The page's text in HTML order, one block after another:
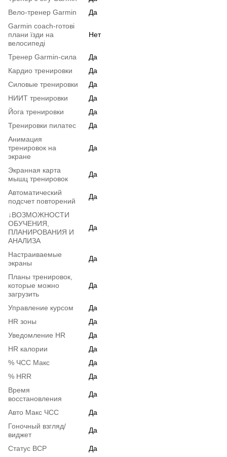
Вело-тренер Garmin
Да
Garmin coach-готові
плани їзди на
велосипеді
Нет
Тренер Garmin-сила
Да
Кардио тренировки
Да
Силовые тренировки
Да
HИИT тренировки
Да
Йога тренировки
Да
Тренировки пилатес
Да
Анимация
тренировок на
экране
Да
Экранная карта
мышц тренировок
Да
Автоматический
подсчет повторений
Да
↓ВОЗМОЖНОСТИ
ОБУЧЕНИЯ,
ПЛАНИРОВАНИЯ И
АНАЛИЗА
Да
Настраиваемые
экраны
Да
Планы тренировок,
которые можно
загрузить
Да
Управление курсом
Да
HR зоны
Да
Уведомление HR
Да
HR калории
Да
% ЧСС Макс
Да
% HRR
Да
Время
восстановления
Да
Авто Макс ЧСС
Да
Гоночный взгляд/
виджет
Да
Статус ВСР
Да